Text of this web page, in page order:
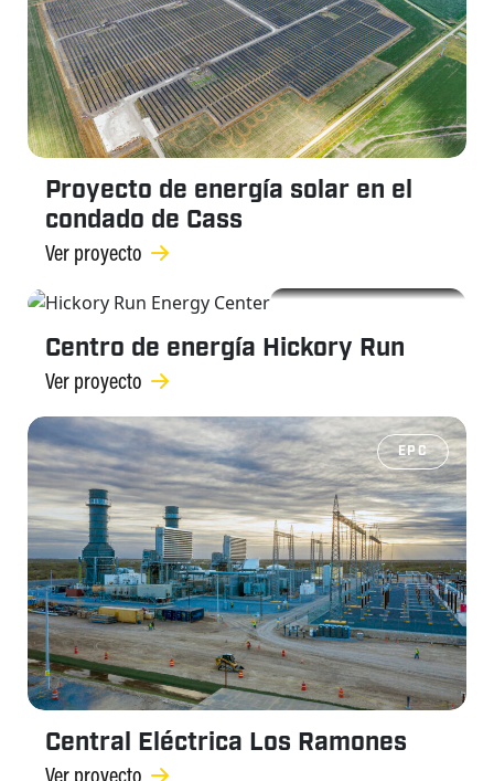
Proyecto de energía solar en el
condado de Cass
Ver proyecto
Centro de energía Hickory Run
Ver proyecto
EPC
Central Eléctrica Los Ramones
Ver proyecto